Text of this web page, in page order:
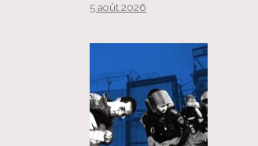
5 août 2026